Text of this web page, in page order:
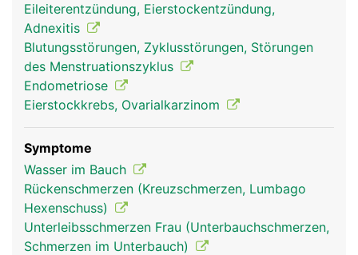
Eileiterentzündung, Eierstockentzündung,
Adnexitis
Blutungsstörungen, Zyklusstörungen, Störungen
des Menstruationszyklus
Endometriose
Eierstockkrebs, Ovarialkarzinom
Symptome
Wasser im Bauch
Rückenschmerzen (Kreuzschmerzen, Lumbago
Hexenschuss)
Unterleibsschmerzen Frau (Unterbauchschmerzen,
Schmerzen im Unterbauch)